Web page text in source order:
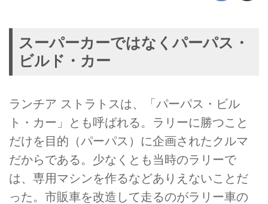
スーパーカーではなくパーパス・
ビルド・カー
ランチア ストラトスは、「パーパス・ビル
ト・カー」とも呼ばれる。ラリーに勝つこと
だけを目的（パーパス）に企画されたクルマ
だからである。少なくとも当時のラリーで
は、専用マシンを作るなどありえないことだ
った。市販車を改造して走るのがラリー車の